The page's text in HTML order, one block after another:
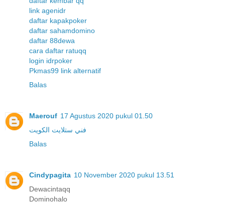
link agenidr
daftar kapakpoker
daftar sahamdomino
daftar 88dewa
cara daftar ratuqq
login idrpoker
Pkmas99 link alternatif
Balas
Maerouf 17 Agustus 2020 pukul 01.50
فني ستلايت الكويت
Balas
Cindypagita 10 November 2020 pukul 13.51
Dewacintaqq
Dominohalo